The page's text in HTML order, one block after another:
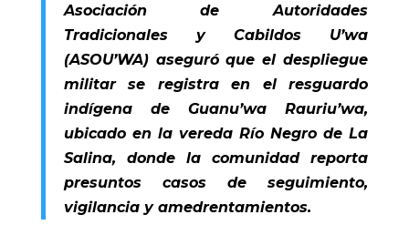
Asociación de Autoridades
Tradicionales y Cabildos U’wa
(ASOU’WA) aseguró que el despliegue
militar se registra en el resguardo
indígena de Guanu’wa Rauriu’wa,
ubicado en la vereda Río Negro de La
Salina, donde la comunidad reporta
presuntos casos de seguimiento,
vigilancia y amedrentamientos.